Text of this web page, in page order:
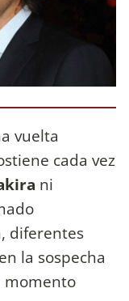
vuelta
cada vez
ni
diferentes
la sospecha
momento